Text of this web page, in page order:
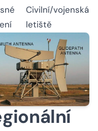
Civilní/vojenská
letiště